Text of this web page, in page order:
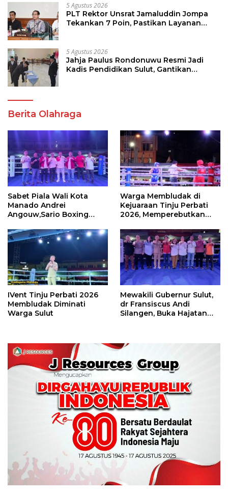
5 Agustus 2026
PLT Rektor Unsrat Jamaluddin Jompa
Tekankan 7 Poin, Pastikan Layanan
5 Agustus 2026
Jahja Paulus Rondonuwu Resmi Jadi
Kadis Pendidikan Sulut, Gantikan
Berita Olahraga
Sabet Piala Wali Kota
Manado Andrei
Angouw,Sario Boxing
Perbati 2026
Warga Membludak di
Kejuaraan Tinju Perbati
2026, Memperebutkan
IVent Tinju Perbati 2026
Membludak Diminati
Warga Sulut
Mewakili Gubernur Sulut,
dr Fransiscus Andi
Silangen, Buka Hajatan